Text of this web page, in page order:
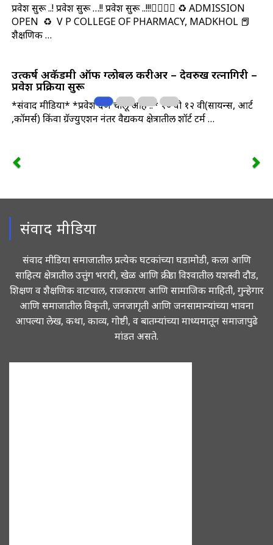
प्रवेश सुरू ..! प्रवेश सुरू …!! प्रवेश सुरू ..!!!🏃‍♀️🏃‍♂️ ♻️ ADMISSION
OPEN ♻️ V P COLLEGE OF PHARMACY, MADKHOL 📕
शैक्षणिक …
उत्कर्ष अकॅडमी ऑफ ग्लोबल करीअर – देवरुख रत्नागिरी –
प्रवेश प्रक्रिया सुरू
*संवाद मीडिया* *प्रवेश देणे चालू आहे !!* १० वी १२ वी(सायन्स, आर्ट
,कॉमर्स) किंवा ग्रॅज्युएशन नंतर वैद्यकीय क्षेत्रातील शॉर्ट टर्म …
संवाद मीडिया
संवाद मीडिया समाजातील प्रत्येक घटकांच्या घडामोडी, कला आणि
साहित्य क्षेत्रातील उत्तुंग भरारी, खेळ आणि क्रीडा विश्वातील यशस्वी दौड,
शिक्षण व शैक्षणिक वाटचाल, राजकारण आणि सामाजिक माहिती, गुन्हेगार
आणि समाजातील विकृती, जनजागृती आणि जनसामान्यांच्या भावना
आपल्या लेख, कथा, काव्य, गोष्टी, व बातम्यांच्या माध्यमातून समाजापुढे
मांडत असते.